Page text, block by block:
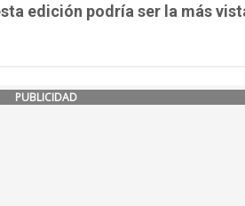
edición podría ser la más
PUBLICIDAD